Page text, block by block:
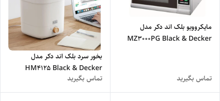
مایکروویو بلک اند دکر مدل
MZ3000PG Black & Decker
تماس بگیرید
بخور سرد بلک اند دکر مدل
HM4125 Black & Decker
HM4125 cold incense
تماس بگیرید